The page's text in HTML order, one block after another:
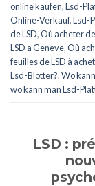
online kaufen,Lsd-
Online-Verkauf,Lsd-
de LSD,Où acheter
LSD a Geneve,Où
feuilles de LSD à
Lsd-Blotter?,Wo
wo kann man Lsd-
LSD :